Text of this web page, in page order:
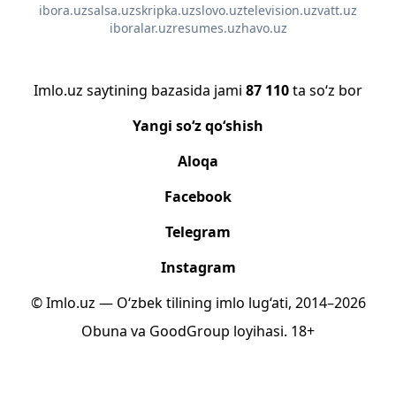
ibora.uzsalsa.uzskripka.uzslovo.uztelevision.uzvatt.uz
iboralar.uzresumes.uzhavo.uz
Imlo.uz saytining bazasida jami 87 110ta so‘z bor
Yangi so‘z qo‘shish
Aloqa
Facebook
Telegram
Instagram
© Imlo.uz — O‘zbek tilining imlo lug‘ati, 2014–2026
Obuna va GoodGroup loyihasi. 18+